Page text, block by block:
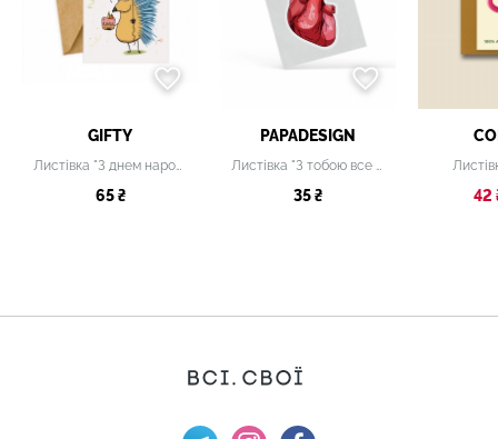
GIFTY
65 ₴
PAPADESIGN
35 ₴ 42